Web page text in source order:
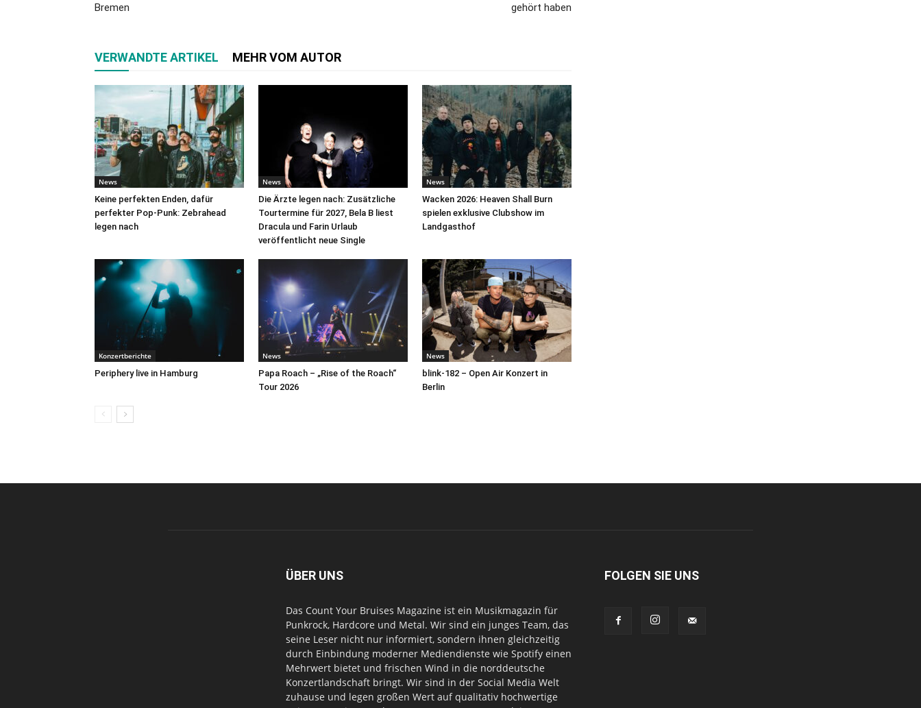
Bremen
gehört haben
VERWANDTE ARTIKEL MEHR VOM AUTOR
News
Keine perfekten Enden, dafür
perfekter Pop-Punk: Zebrahead
legen nach
News
Die Ärzte legen nach: Zusätzliche
Tourtermine für 2027, Bela B liest
Dracula und Farin Urlaub
veröffentlicht neue Single
News
Wacken 2026: Heaven Shall Burn
spielen exklusive Clubshow im
Landgasthof
Konzertberichte
Periphery live in Hamburg
News
Papa Roach – „Rise of the Roach“
Tour 2026
News
blink-182 – Open Air Konzert in
Berlin
ÜBER UNS
Das Count Your Bruises Magazine ist ein Musikmagazin für
Punkrock, Hardcore und Metal. Wir sind ein junges Team, das
seine Leser nicht nur informiert, sondern ihnen gleichzeitig
durch Einbindung moderner Mediendienste wie Spotify einen
Mehrwert bietet und frischen Wind in die norddeutsche
Konzertlandschaft bringt. Wir sind in der Social Media Welt
zuhause und legen großen Wert auf qualitativ hochwertige
FOLGEN SIE UNS